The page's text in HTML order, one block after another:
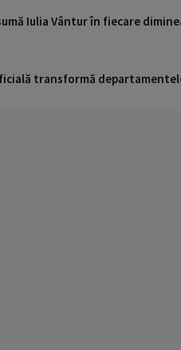
Iulia Vântur în fiecare
transformă